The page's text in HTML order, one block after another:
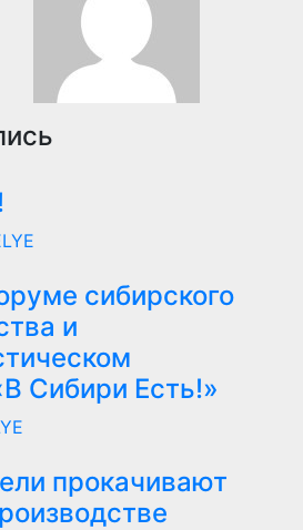
сибирского
и
Сибири Есть!»
прокачивают